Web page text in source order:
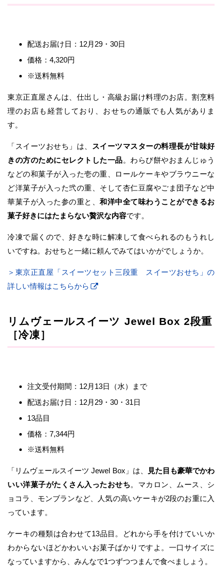
配送お届け日：12月29・30日
価格：4,320円
※送料無料
東京正直屋さんは、仕出し・高級お届け料理のお店。割烹料
理のお店も経営しており、おせちの通販でも人気がありま
す。
「スイーツおせち」は、
スイーツマスターの料理長が甘味好
きの方のためにセレクトした一品。わらび餅やおまんじゅう
などの和菓子が入った壱の重、ロールケーキやブラウニーな
ど洋菓子が入った弐の重、そして杏仁豆腐やごま団子など中
華菓子が入った参の重と、 和洋中全て味わうことができるお
菓子好きにはたまらない贅沢な内容です。
冷凍で届くので、好きな時に解凍して食べられるのもうれし
いですね。おせちと一緒に頼んでみてはいかがでしょうか。
＞東京正直屋「スイーツセット三段重 スイーツおせち」の
詳しい情報はこちらから
リムヴェールスイーツ Jewel Box 2段重
［冷凍］
注文受付期間：12月13日（水）まで
配送お届け日：12月29・30・31日
13品目
価格：7,344円
※送料無料
「リムヴェールスイーツ Jewel Box」は、
見た目も豪華でかわ
いい洋菓子がたくさん入ったおせち。マカロン、ムース、シ
ョコラ、モンブランなど、人気の高いケーキが2段のお重に入
っています。
ケーキの種類は合わせて13品目。どれから手を付けていいか
わからないほどかわいいお菓子ばかりですよ。一口サイズに
なっていますから、みんなで1つずつつまんで食べましょう。